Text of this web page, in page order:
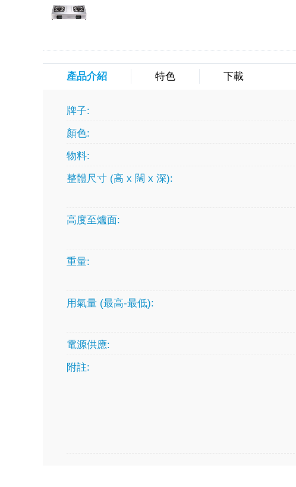
產品介紹 特色 下載
牌子:
顏色:
物料:
整體尺寸 (高 x 闊 x 深):
高度至爐面:
重量:
用氣量 (最高-最低):
電源供應:
附註: